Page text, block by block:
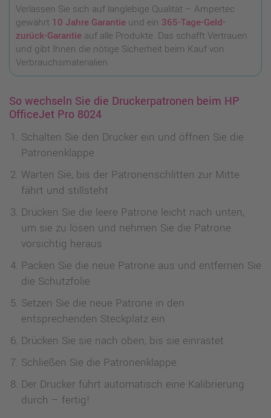
Verlassen Sie sich auf langlebige Qualität – Ampertec
gewährt 10 Jahre Garantieund ein 365-Tage-Geld-
zurück-Garantieauf alle Produkte. Das schafft Vertrauen
und gibt Ihnen die nötige Sicherheit beim Kauf von
Verbrauchsmaterialien.
So wechseln Sie die Druckerpatronen beim HP
OfficeJet Pro 8024
Schalten Sie den Drucker ein und öffnen Sie die
Patronenklappe
Warten Sie, bis der Patronenschlitten zur Mitte
fährt und stillsteht
Drücken Sie die leere Patrone leicht nach unten,
um sie zu lösen und nehmen Sie die Patrone
vorsichtig heraus
Packen Sie die neue Patrone aus und entfernen Sie
die Schutzfolie
Setzen Sie die neue Patrone in den
entsprechenden Steckplatz ein
Drücken Sie sie nach oben, bis sie einrastet
Schließen Sie die Patronenklappe
Der Drucker führt automatisch eine Kalibrierung
durch – fertig!